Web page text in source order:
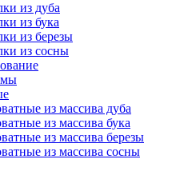
из дуба
из бука
из березы
из сосны
из массива дуба
из массива бука
из массива березы
из массива сосны